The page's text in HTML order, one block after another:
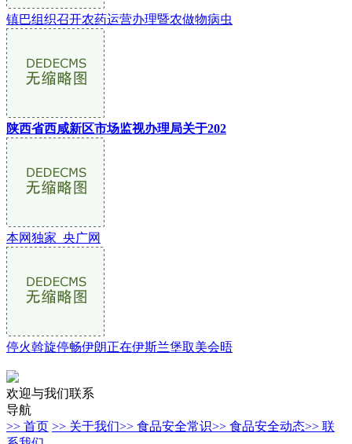
镇巴组织召开农药运营办理暨农做物病虫
陕西省西咸新区市场监视办理局关于202
本网独家_央广网
停火斡旋停畅伊朗正在伊斯兰堡取美会晤
欢迎与我们联系
导航
>> 首页 >> 关于我们>> 食品安全常识>> 食品安全动态>> 联